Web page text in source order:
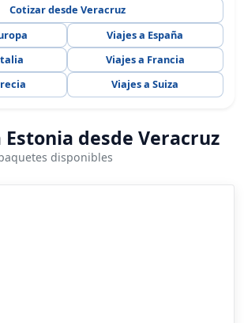
Cotizar desde Veracruz
Viajes a España
Viajes a Francia
Viajes a Suiza
Estonia desde Veracruz
disponibles